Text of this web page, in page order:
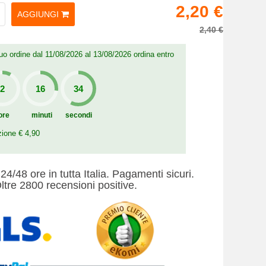
AGGIUNGI 2,20 €
2,40 €
ordine dal 11/08/2026 al 13/08/2026 ordina entro
minuti secondi
€ 4,90
48 ore in tutta Italia. Pagamenti sicuri.
2800 recensioni positive.